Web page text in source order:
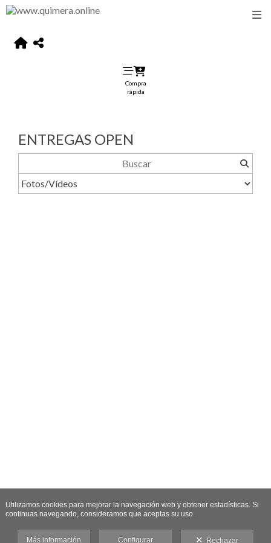
Compra
rápida
ENTREGAS OPEN
Utilizamos cookies para mejorar la navegación web y obtener estadísticas. Si
continuas navegando, consideramos que aceptas su uso.
Más información Configurar Rechazar